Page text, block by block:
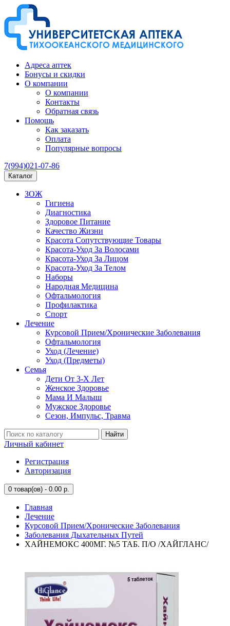
Адреса аптек
Бонусы и скидки
О компании
О компании
Контакты
Обратная связь
Помощь
Как заказать
Оплата
Популярные вопросы
7(994)021-07-86
Каталог
ЗОЖ
Гигиена
Диагностика
Здоровое Питание
Качество Жизни
Красота Сопутствующие Товары
Красота-Уход За Волосами
Красота-Уход За Лицом
Красота-Уход За Телом
Наборы
Народная Медицина
Офтальмология
Профилактика
Спорт
Лечение
Курсовой Прием/Хронические Заболевания
Офтальмология
Уход (Лечение)
Уход (Предметы)
Семья
Дети От 3-Х Лет
Женское Здоровье
Мама И Малыш
Мужское Здоровье
Сезон, Импульс, Травма
Найти
Личный кабинет
Регистрация
Авторизация
0 товар(ов) - 0.00 р.
Главная
Лечение
Курсовой Прием/Хронические Заболевания
Заболевания Дыхательных Путей
ХАЙНЕМОКС 400МГ. №5 ТАБ. П/О /ХАЙГЛАНС/